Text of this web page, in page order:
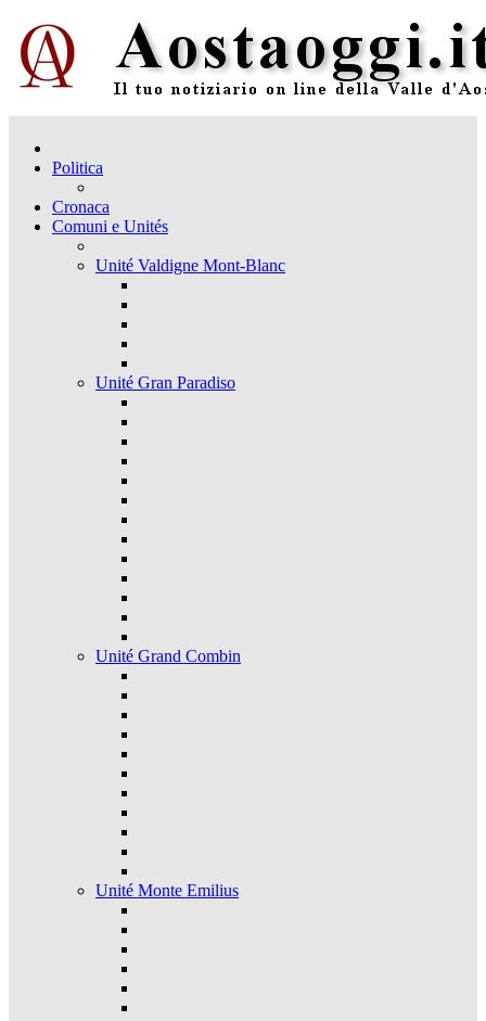
Politica
Cronaca
Comuni e Unités
Unité Valdigne Mont-Blanc
Unité Gran Paradiso
Unité Grand Combin
Unité Monte Emilius